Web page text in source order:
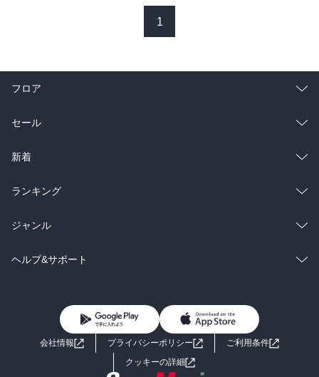
1
フロア
総合
ラノベ
雑誌・グラビア
BL・TL
セール
総合
ラノベ
雑誌・グラビア
BL・TL
新着
総合
ラノベ
雑誌・グラビア
ランキング
総合
ラノベ
ジャンル
コミック
ライトノベル 男子向けラノベ
小説
ヘルプ&サポート
よくあるご質問 お問い合わせ
会社情報 プライバシーポリシー
ご利用条件
クッキーの詳細